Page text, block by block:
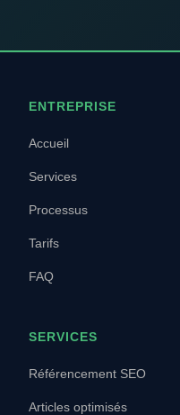
ENTREPRISE
Accueil
Services
Processus
Tarifs
FAQ
SERVICES
Référencement SEO
Articles optimisés